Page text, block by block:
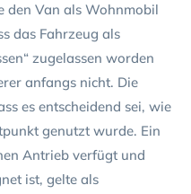
den Van als Wohnmobil
das Fahrzeug als
zugelassen worden
anfangs nicht. Die
es entscheidend sei, wie
genutzt wurde. Ein
Antrieb verfügt und
ist, gelte als